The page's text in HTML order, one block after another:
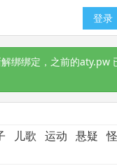
登录
绑绑定，之前的aty.pw
儿歌 运动 悬疑